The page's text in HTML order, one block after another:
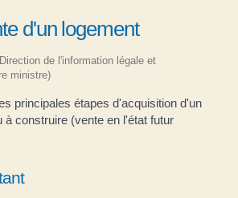
d'un logement
de l'information légale et
ministre)
principales étapes d'acquisition d'un
à construire (vente en l'état futur